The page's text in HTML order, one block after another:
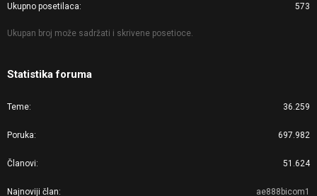
Ukupno posetilaca 573
Ukupan broj može sadržati i skrivene posetioce.
Statistika foruma
Teme 36.259
Poruka 697.982
Članovi 51.624
Najnoviji član ae888bicom1